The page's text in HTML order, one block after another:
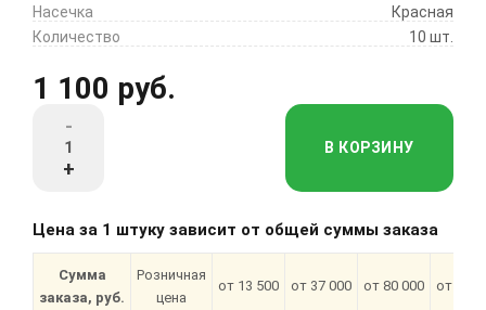
Насечка
Красная
Количество
10 шт.
1 100 руб.
-
+
В КОРЗИНУ
Цена за 1 штуку зависит от общей суммы заказа
Сумма
заказа, руб.
Розничная
цена
от 13 500 от 37 000 от 80 000 от 180